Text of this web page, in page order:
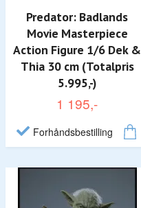
Predator: Badlands
Movie Masterpiece
Action Figure 1/6 Dek &
Thia 30 cm (Totalpris
5.995,-)
1 195,-
Forhåndsbestilling